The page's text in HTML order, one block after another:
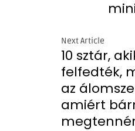
Next Article
10 sztár,
felfedték,
az
amiért